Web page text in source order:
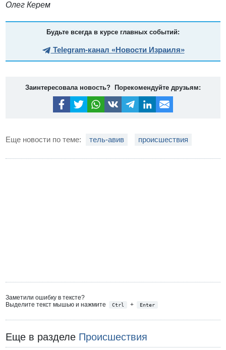
Олег Керем
Будьте всегда в курсе главных событий:
Telegram-канал «Новости Израиля»
Заинтересовала новость? Порекомендуйте друзьям:
Еще новости по теме: тель-авив происшествия
Заметили ошибку в тексте?
Выделите текст мышью и нажмите
Ctrl + Enter
Еще в разделе Происшествия